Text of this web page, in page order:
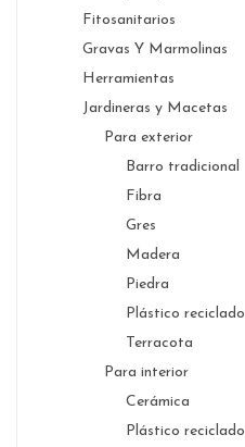
Fitosanitarios
Gravas Y Marmolinas
Herramientas
Jardineras y Macetas
Para exterior
Barro tradicional
Fibra
Gres
Madera
Piedra
Plástico reciclado
Terracota
Para interior
Cerámica
Plástico reciclado